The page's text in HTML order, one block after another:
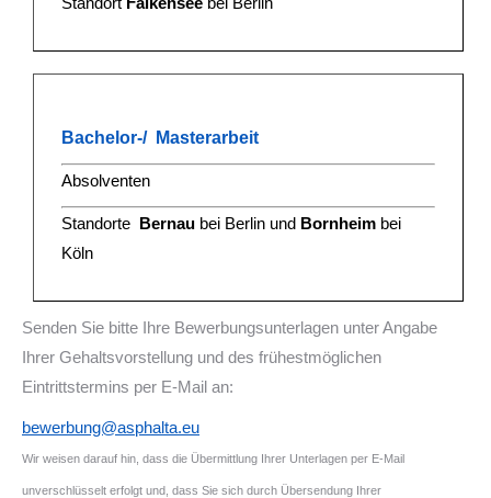
Bachelor-/ Masterarbeit
Absolventen
Standorte Bernau bei Berlin und Bornheim bei
Köln
Senden Sie bitte Ihre Bewerbungsunterlagen unter Angabe
Ihrer Gehaltsvorstellung und des frühestmöglichen
Eintrittstermins per E-Mail an:
bewerbung@asphalta.eu
Wir weisen darauf hin, dass die Übermittlung Ihrer Unterlagen per E-Mail
unverschlüsselt erfolgt und, dass Sie sich durch Übersendung Ihrer